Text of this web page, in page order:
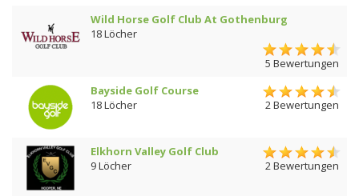
Wild Horse Golf Club At Gothenburg
18 Löcher
5 Bewertungen
Bayside Golf Course
18 Löcher
2 Bewertungen
Elkhorn Valley Golf Club
9 Löcher
2 Bewertungen